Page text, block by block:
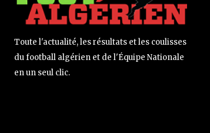
Toute l'actualité, les résultats et les coulisses
du football algérien et de l'Équipe Nationale
en un seul clic.